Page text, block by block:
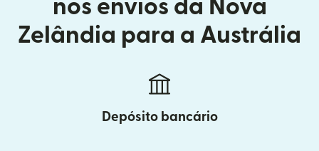
nos envios da Nova
Zelândia para a Austrália
Depósito bancário